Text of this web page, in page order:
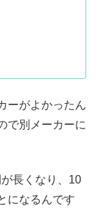
ーがよかったん
で別メーカーに
長くなり、10
になるんです